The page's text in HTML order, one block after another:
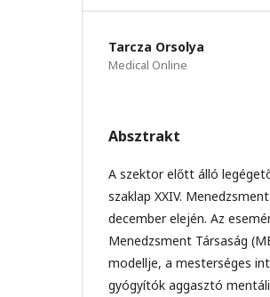
Tarcza Orsolya
Medical Online
Absztrakt
A szektor előtt álló
szaklap XXIV.
december elején. Az
Menedzsment Társaság
modellje, a mesterséges
gyógyítók aggasztó